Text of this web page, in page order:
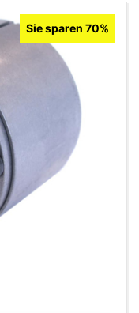
Sie sparen 70%